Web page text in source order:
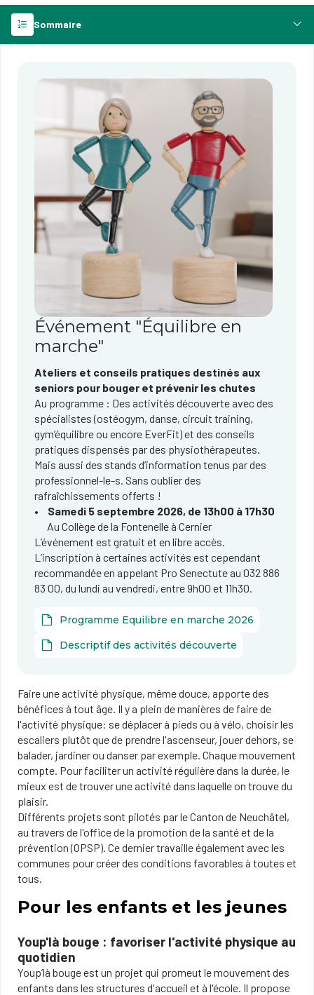
Sommaire
Événement "Équilibre en
marche"
Ateliers et conseils pratiques destinés aux
seniors pour bouger et prévenir les chutes
Au programme : Des activités découverte avec des
spécialistes (ostéogym, danse, circuit training,
gym’équilibre ou encore EverFit) et des conseils
pratiques dispensés par des physiothérapeutes.
Mais aussi des stands d’information tenus par des
professionnel-le-s. Sans oublier des
rafraîchissements offerts !
Samedi 5 septembre 2026, de 13h00 à 17h30
Au Collège de la Fontenelle à Cernier
L’événement est gratuit et en libre accès.
L’inscription à certaines activités est cependant
recommandée en appelant Pro Senectute au 032 886
83 00, du lundi au vendredi, entre 9h00 et 11h30.
Programme Equilibre en marche 2026
Descriptif des activités découverte
Faire une activité physique, même douce, apporte des
bénéfices à tout âge. Il y a plein de manières de faire de
l'activité physique: se déplacer à pieds ou à vélo, choisir les
escaliers plutôt que de prendre l'ascenseur, jouer dehors, se
balader, jardiner ou danser par exemple. Chaque mouvement
compte. Pour faciliter un activité régulière dans la durée, le
mieux est de trouver une activité dans laquelle on trouve du
plaisir.
Différents projets sont pilotés par le Canton de Neuchâtel,
au travers de l'office de la promotion de la santé et de la
prévention (OPSP). Ce dernier travaille également avec les
communes pour créer des conditions favorables à toutes et
tous.
Pour les enfants et les jeunes
Youp'là bouge : favoriser l'activité physique au
quotidien
Youp’là bouge est un projet qui promeut le mouvement des
enfants dans les structures d'accueil et à l'école. Il propose